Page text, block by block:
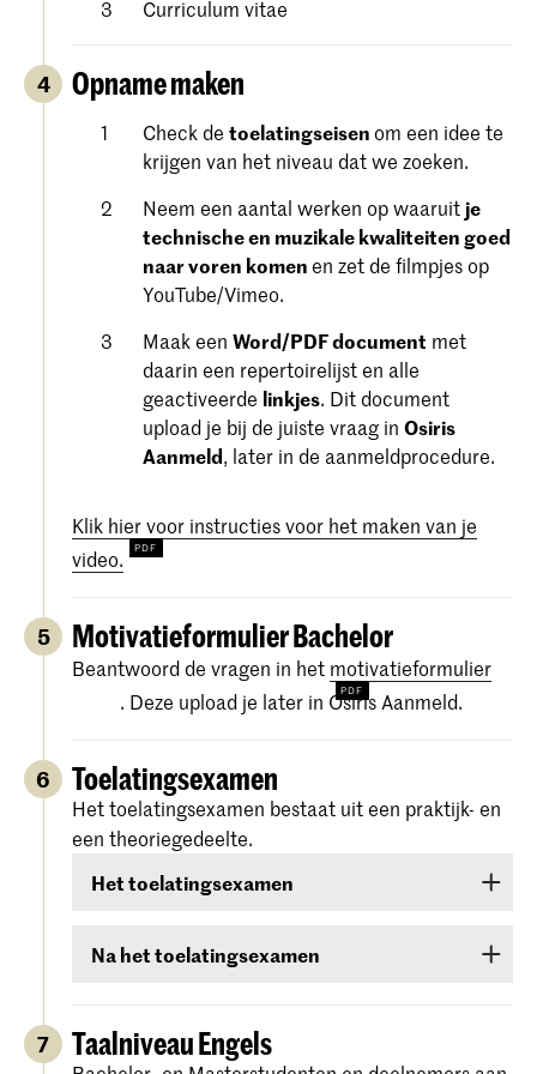
Curriculum vitae
4 Opname maken
Check detoelatingseisenom een ​​idee te
krijgen van het niveau dat we zoeken.
Neem een aantal werken op waaruit je
technische en muzikale kwaliteiten goed
naar voren komenen zet de filmpjes op
YouTube/Vimeo.
Maak eenWord/PDF document met
daarin een repertoirelijst en alle
geactiveerde linkjes. Dit document
upload je bij de juiste vraag inOsiris
Aanmeld, later in de aanmeldprocedure.
Klik hier voor instructies voor het maken van je
video.
5 Motivatieformulier Bachelor
Beantwoord de vragen in het motivatieformulier
. Deze upload je later in Osiris Aanmeld.
6 Toelatingsexamen
Het toelatingsexamen bestaat uit een praktijk- en
een theoriegedeelte.
Het toelatingsexamen
eenauditie
Na het toelatingsexamen
uitslag te horen. Er zijn drie categorieën:
Afgewezen’, ‘Toelaatbaar
7 Taalniveau Engels